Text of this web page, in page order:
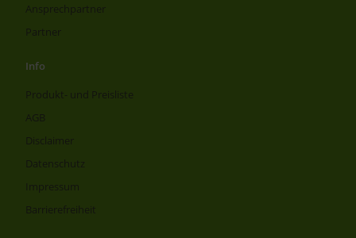
Ansprechpartner
Partner
Info
Produkt- und Preisliste
AGB
Disclaimer
Datenschutz
Impressum
Barrierefreiheit